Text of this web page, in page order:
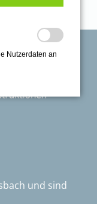
und sind
Nutzerdaten an